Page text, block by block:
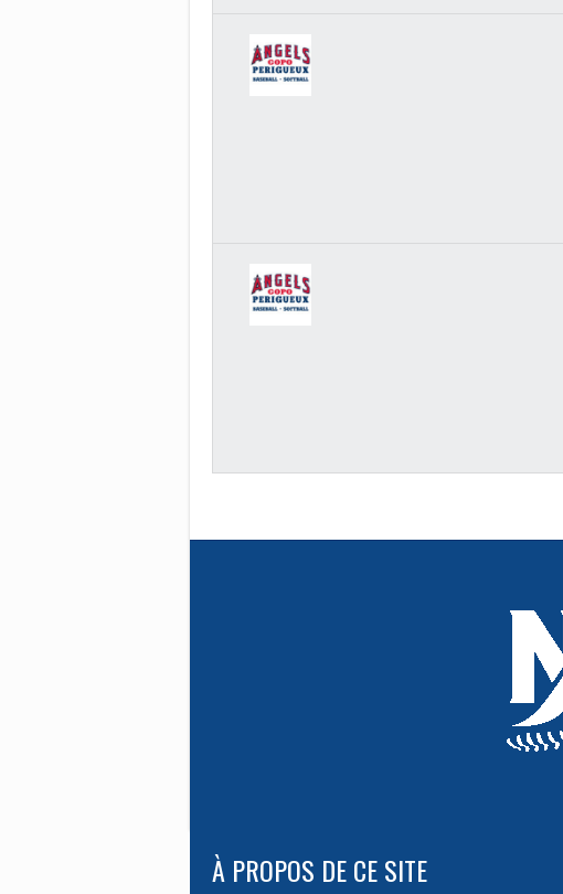
À PROPOS DE CE SITE